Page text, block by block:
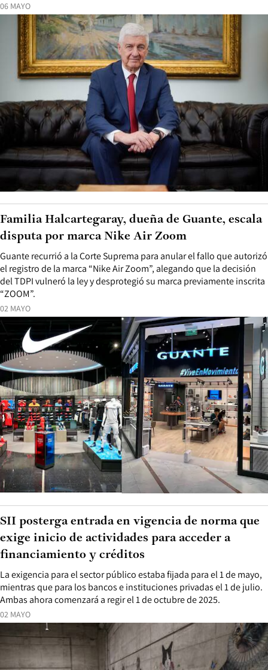
06 MAYO
02 MAYO
Guante recurrió a la Corte Suprema para anular el fallo que autorizó
el registro de la marca “Nike Air Zoom”, alegando que la decisión
del TDPI vulneró la ley y desprotegió su marca previamente inscrita
“ZOOM”.
Familia Halcartegaray, dueña de Guante, escala
disputa por marca Nike Air Zoom
02 MAYO
La exigencia para el sector público estaba fijada para el 1 de mayo,
mientras que para los bancos e instituciones privadas el 1 de julio.
Ambas ahora comenzará a regir el 1 de octubre de 2025.
SII posterga entrada en vigencia de norma que
exige inicio de actividades para acceder a
financiamiento y créditos